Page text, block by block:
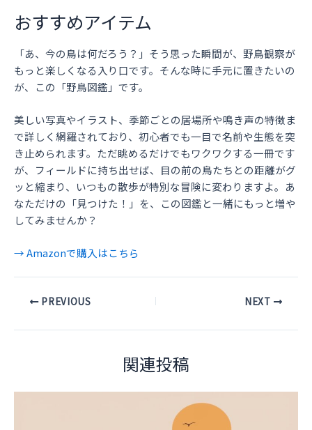
おすすめアイテム
「あ、今の鳥は何だろう？」そう思った瞬間が、野鳥観察が
もっと楽しくなる入り口です。そんな時に手元に置きたいの
が、この「野鳥図鑑」です。
美しい写真やイラスト、季節ごとの居場所や鳴き声の特徴ま
で詳しく網羅されており、初心者でも一目で名前や生態を突
き止められます。ただ眺めるだけでもワクワクする一冊です
が、フィールドに持ち出せば、目の前の鳥たちとの距離がグ
ッと縮まり、いつもの散歩が特別な冒険に変わりますよ。あ
なただけの「見つけた！」を、この図鑑と一緒にもっと増や
してみませんか？
→ Amazonで購入はこちら
PostPREVIOUS NEXT
関連投稿